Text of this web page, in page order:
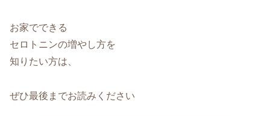
お家でできる
セロトニンの増やし方を
知りたい方は、
ぜひ最後までお読みください